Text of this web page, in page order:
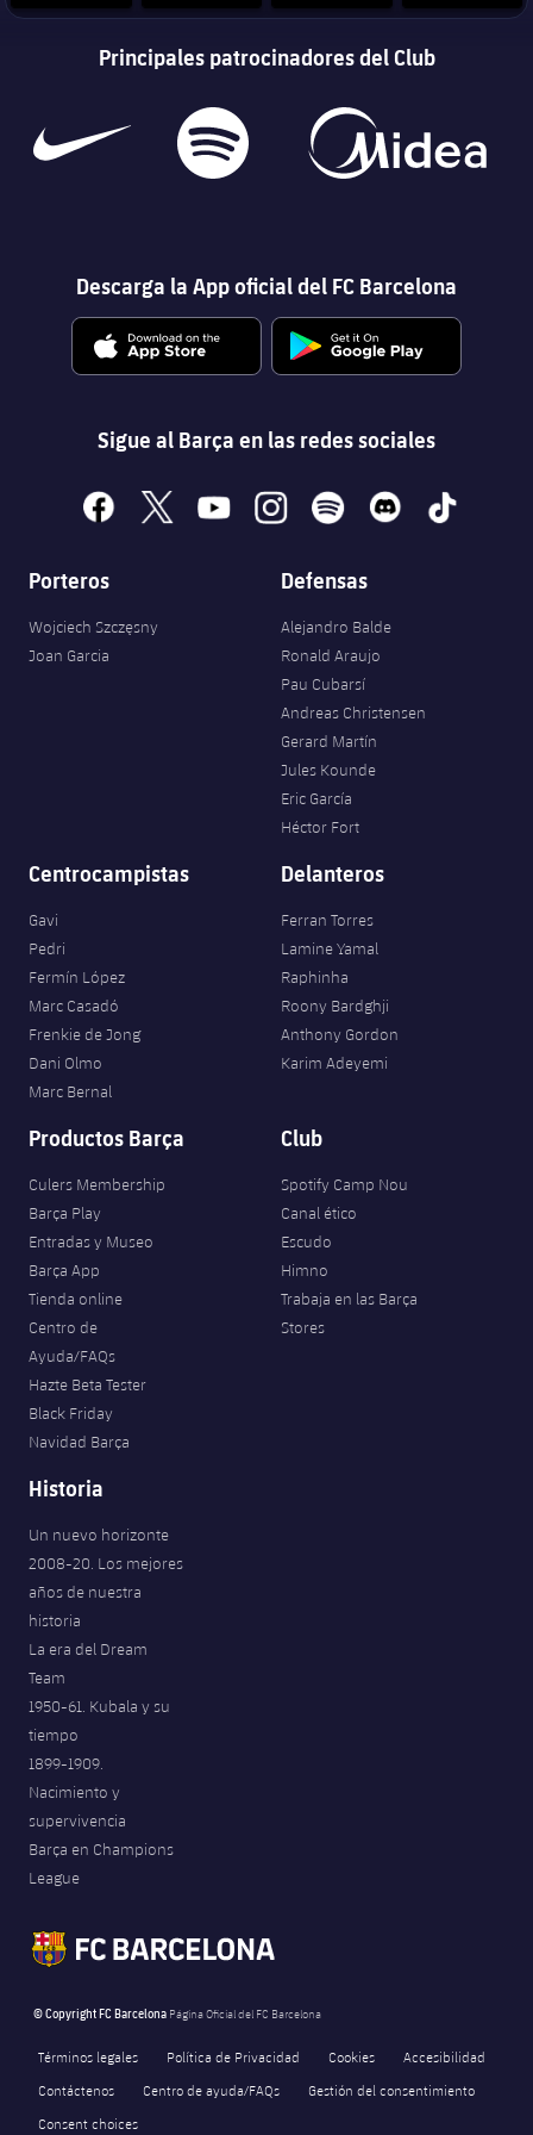
Instalaciones
Estadi Johan Cruyff
La Masia
plusicon
más
Instalaciones
Principales patrocinadores del Club
Descarga la App oficial del FC Barcelona
Sigue al Barça en las redes sociales
facebook
x youtubeinstagramspotify discord tiktok
Porteros
Wojciech Szczęsny
Joan Garcia
Defensas
Alejandro Balde
Ronald Araujo
Pau Cubarsí
Andreas Christensen
Gerard Martín
Jules Kounde
Eric García
Héctor Fort
Centrocampistas
Gavi
Pedri
Fermín López
Marc Casadó
Frenkie de Jong
Dani Olmo
Marc Bernal
Delanteros
Ferran Torres
Lamine Yamal
Raphinha
Roony Bardghji
Anthony Gordon
Karim Adeyemi
Productos Barça
Culers Membership
Barça Play
Entradas y Museo
Barça App
Tienda online
Centro de
Ayuda/FAQs
Hazte Beta Tester
Black Friday
Navidad Barça
Club
Spotify Camp Nou
Canal ético
Escudo
Himno
Trabaja en las Barça
Stores
Historia
Un nuevo horizonte
2008-20. Los mejores
años de nuestra
historia
La era del Dream
Team
1950-61. Kubala y su
tiempo
1899-1909.
Nacimiento y
supervivencia
Barça en Champions
League
© Copyright FC Barcelona Página Oficial del FC Barcelona
Términos legales Política de Privacidad Cookies
Accesibilidad
Contáctenos
Centro de ayuda/FAQs
Gestión del consentimiento
Consent choices